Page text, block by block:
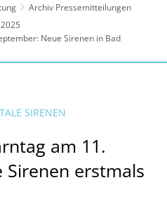
Archiv Pressemitteilungen
Neue Sirenen in Bad
SIRENEN
am 11.
Sirenen erstmals